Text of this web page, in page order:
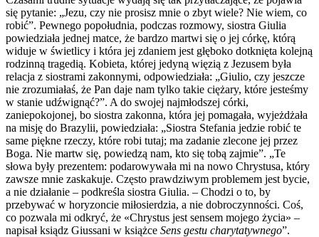
się pytanie: „Jezu, czy nie prosisz mnie o zbyt wiele? Nie wiem, co
robić”. Pewnego popołudnia, podczas rozmowy, siostra Giulia
powiedziała jednej matce, że bardzo martwi się o jej córkę, którą
widuje w świetlicy i która jej zdaniem jest głęboko dotknięta kolejną
rodzinną tragedią. Kobieta, której jedyną więzią z Jezusem była
relacja z siostrami zakonnymi, odpowiedziała: „Giulio, czy jeszcze
nie zrozumiałaś, że Pan daje nam tylko takie ciężary, które jesteśmy
w stanie udźwignąć?”. A do swojej najmłodszej córki,
zaniepokojonej, bo siostra zakonna, która jej pomagała, wyjeżdżała
na misję do Brazylii, powiedziała: „Siostra Stefania jedzie robić te
same piękne rzeczy, które robi tutaj; ma zadanie zlecone jej przez
Boga. Nie martw się, powiedzą nam, kto się tobą zajmie”. „Te
słowa były prezentem: podarowywała mi na nowo Chrystusa, który
zawsze mnie zaskakuje. Często prawdziwym problemem jest bycie,
a nie działanie – podkreśla siostra Giulia. – Chodzi o to, by
przebywać w horyzoncie miłosierdzia, a nie dobroczynności. Coś,
co pozwala mi odkryć, że «Chrystus jest sensem mojego życia» –
napisał ksiądz Giussani w książce Sens gestu charytatywnego”.